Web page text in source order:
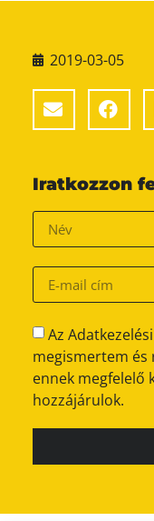
2019-03-05
Iratkozzon
Az
megismertem
ennek megfelelő
hozzájárulok.